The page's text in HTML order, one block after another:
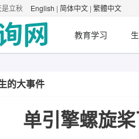
立秋 English | 简体中文 | 繁體中文
教育学习
的大事件
单引擎螺旋